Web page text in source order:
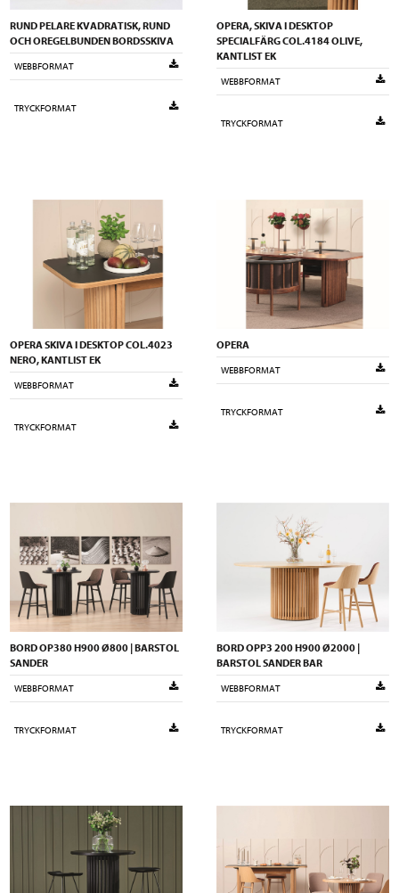
RUND PELARE KVADRATISK, RUND
OCH OREGELBUNDEN BORDSSKIVA
WEBBFORMAT
TRYCKFORMAT
OPERA, SKIVA I DESKTOP
SPECIALFÄRG COL.4184 OLIVE,
KANTLIST EK
WEBBFORMAT
TRYCKFORMAT
OPERA SKIVA I DESKTOP COL.4023
NERO, KANTLIST EK
WEBBFORMAT
TRYCKFORMAT
OPERA
WEBBFORMAT
TRYCKFORMAT
BORD OP380 H900 Ø800 | BARSTOL
SANDER
WEBBFORMAT
TRYCKFORMAT
BORD OPP3 200 H900 Ø2000 |
BARSTOL SANDER BAR
WEBBFORMAT
TRYCKFORMAT